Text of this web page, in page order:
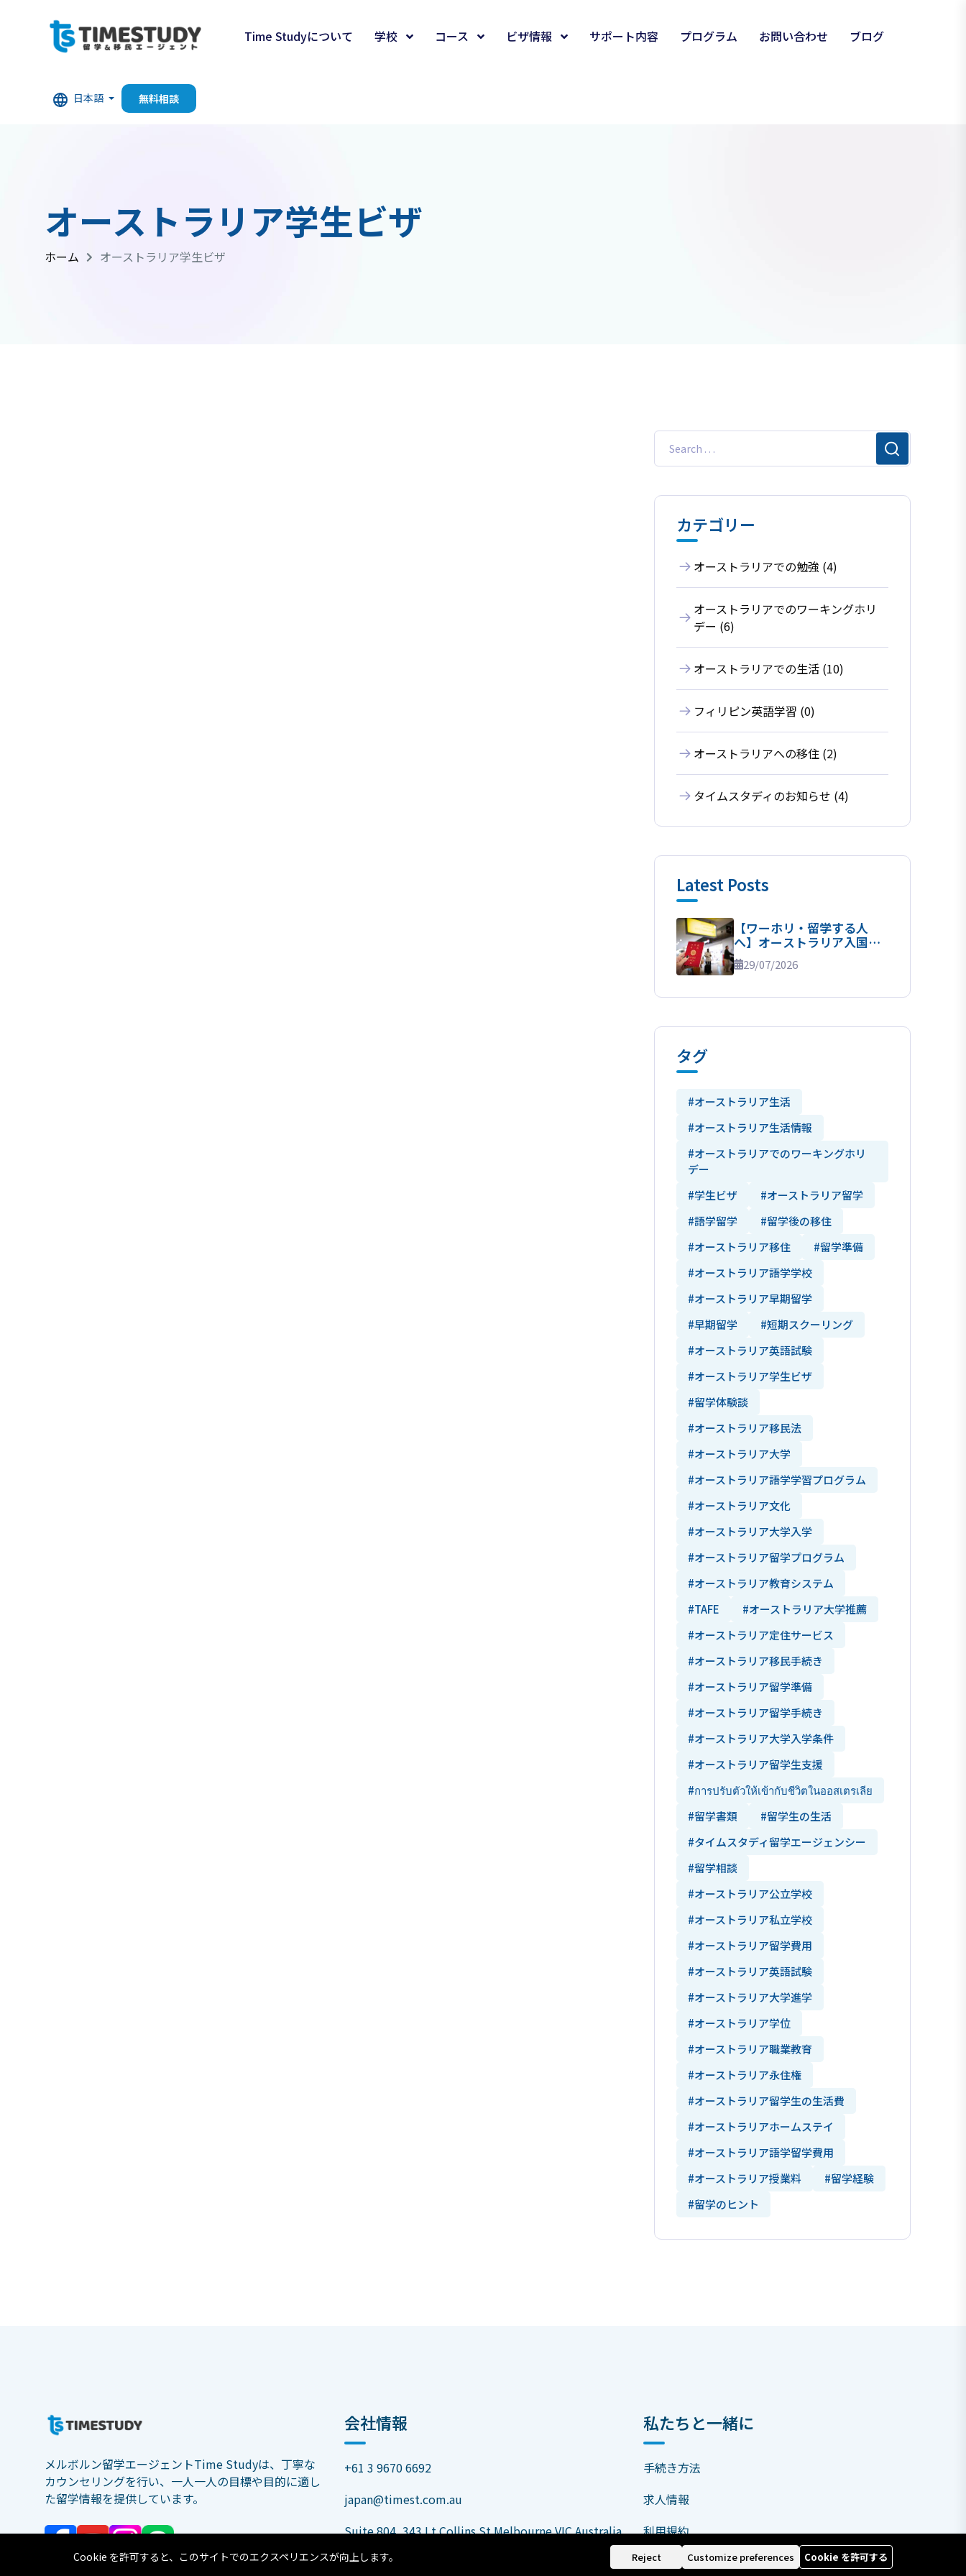
Time Studyについて 学校 コース ビザ情報 サポート内容 プログラム お問い合わせ ブログ
日本語 無料相談
オーストラリア学生ビザ
ホーム オーストラリア学生ビザ
カテゴリー
オーストラリアでの勉強 (4)
オーストラリアでのワーキングホリ
デー (6)
オーストラリアでの生活 (10)
フィリピン英語学習 (0)
オーストラリアへの移住 (2)
タイムスタディのお知らせ (4)
Latest Posts
【ワーホリ・留学する人
へ】オーストラリア入国完
全マニュアル！
29/07/2026
タグ
#オーストラリア生活
#オーストラリア生活情報
#オーストラリアでのワーキングホリ
デー
#学生ビザ
#オーストラリア留学
#語学留学
#留学後の移住
#オーストラリア移住
#留学準備
#オーストラリア語学学校
#オーストラリア早期留学
#早期留学
#短期スクーリング
#オーストラリア英語試験
#オーストラリア学生ビザ
#留学体験談
#オーストラリア移民法
#オーストラリア大学
#オーストラリア語学学習プログラム
#オーストラリア文化
#オーストラリア大学入学
#オーストラリア留学プログラム
#オーストラリア教育システム
#TAFE
#オーストラリア大学推薦
#オーストラリア定住サービス
#オーストラリア移民手続き
#オーストラリア留学準備
#オーストラリア留学手続き
#オーストラリア大学入学条件
#オーストラリア留学生支援
#การปรับตัวให้เข้ากับชีวิตในออสเตรเลีย
#留学書類
#留学生の生活
#タイムスタディ留学エージェンシー
#留学相談
#オーストラリア公立学校
#オーストラリア私立学校
#オーストラリア留学費用
#オーストラリア英語試験
#オーストラリア大学進学
#オーストラリア学位
#オーストラリア職業教育
#オーストラリア永住権
#オーストラリア留学生の生活費
#オーストラリアホームステイ
#オーストラリア語学留学費用
#オーストラリア授業料
#留学経験
#留学のヒント
メルボルン留学エージェントTime Studyは、丁寧な
カウンセリングを行い、一人一人の目標や目的に適し
た留学情報を提供しています。
会社情報
+61 3 9670 6692
japan@timest.com.au
Suite 804, 343 Lt Collins St Melbourne VIC Australia
私たちと一緒に
手続き方法
求人情報
利用規約
おすすめプログラム
Cookie を許可すると、このサイトでのエクスペリエンスが向上します。 Reject Customize preferences Cookie を許可する